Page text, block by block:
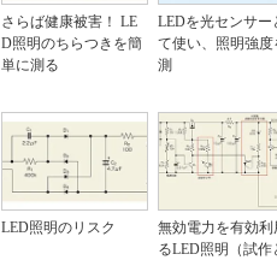
さらば健康被害！ LE
D照明のちらつきを簡
単に測る
LEDを光センサー
て使い、照明強度
測
LED照明のリスク
無効電力を有効利
るLED照明（試作